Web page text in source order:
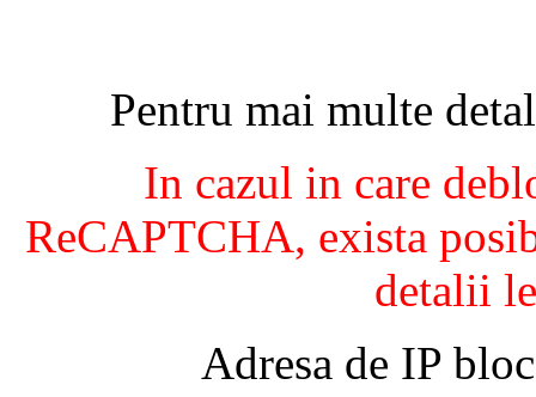
Pentru mai multe
In cazul in care
ReCAPTCHA, exista
detalii
Adresa de IP